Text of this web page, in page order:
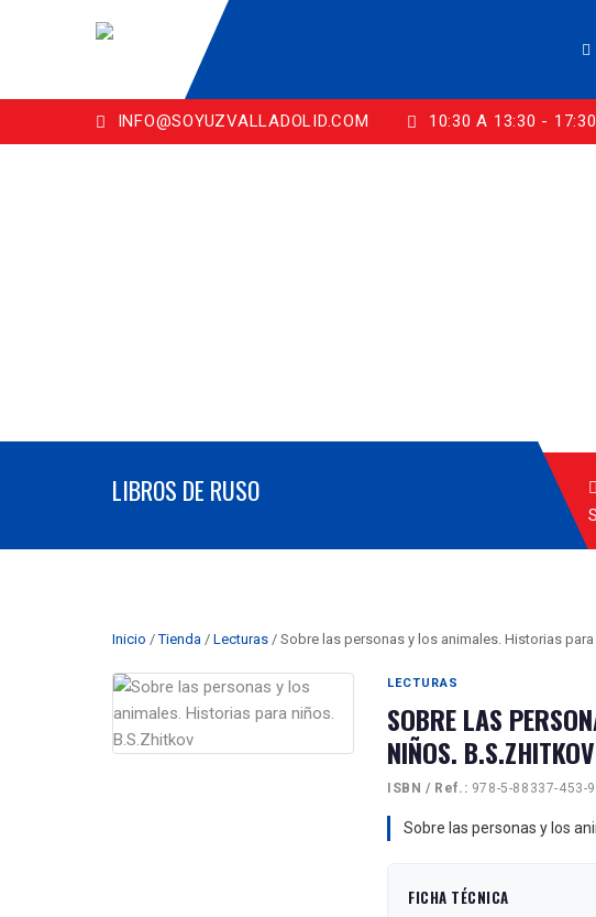
INFO@SOYUZVALLADOLID.COM 10:30 A 13:30 -
Inicio /Tienda / Lecturas / Sobre las personas y los animales. Historias
LECTURAS
SOBRE LAS
NIÑOS. B.S.ZHITKOV
ISBN / Ref.: 978-5-88337-453-9
Sobre las personas y los
FICHA TÉCNICA